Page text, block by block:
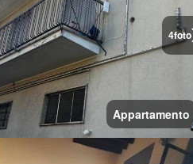
4foto
Appartamento